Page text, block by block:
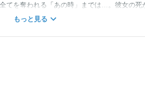
てを奪われる「あの時」までは…。彼女の死
もふもふストーリー！
もっと見る